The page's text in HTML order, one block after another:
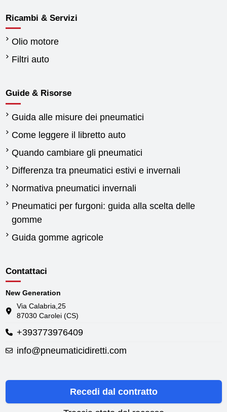
Ricambi & Servizi
Olio motore
Filtri auto
Guide & Risorse
Guida alle misure dei pneumatici
Come leggere il libretto auto
Quando cambiare gli pneumatici
Differenza tra pneumatici estivi e invernali
Normativa pneumatici invernali
Pneumatici per furgoni: guida alla scelta delle
gomme
Guida gomme agricole
Contattaci
New Generation
Via Calabria,25
87030 Carolei (CS)
+393773976409
info@pneumaticidiretti.com
Recedi dal contratto